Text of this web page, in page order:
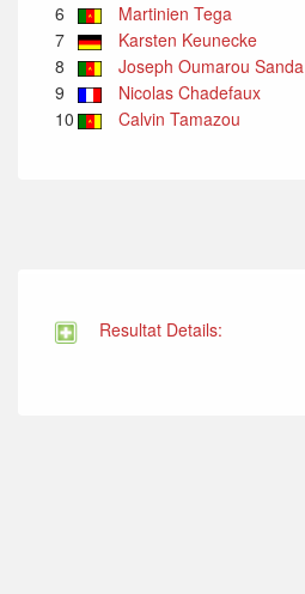
6
Martinien Tega
7
Karsten Keunecke
8
Joseph Oumarou Sanda
9
Nicolas Chadefaux
10
Calvin Tamazou
Resultat Details: